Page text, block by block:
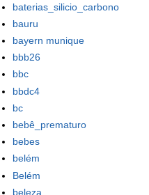
baterias_silicio_carbono
bauru
bayern munique
bbb26
bbc
bbdc4
bc
bebê_prematuro
bebes
belém
Belém
beleza